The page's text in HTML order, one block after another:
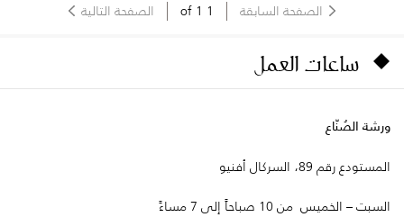
الصفحة السابقة 1
1 الصفحة التالية
ساعات العمل
ورشة الصُنّاع
المستودع رقم 89، السركال أفنيو
السبت – الخميس من 10 صباحاً إلى 7 مساءً